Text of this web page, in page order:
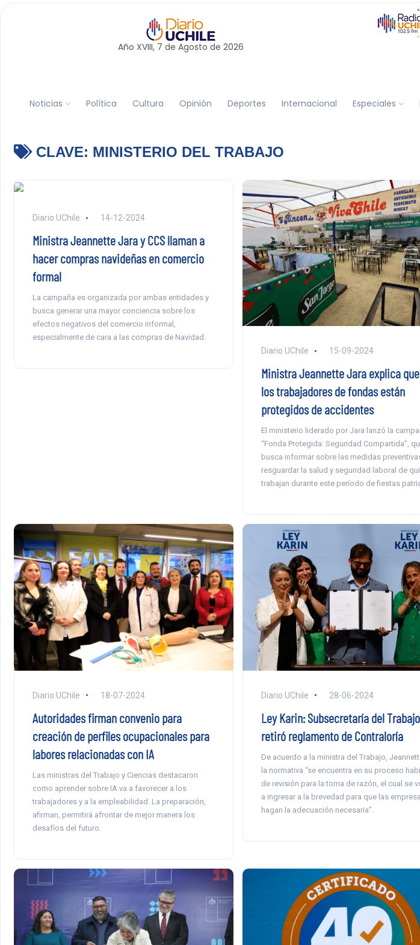
Año XVIII, 7 de Agosto de 2026
Noticias Política Cultura Opinión Deportes Internacional Especiales
CLAVE: MINISTERIO DEL TRABAJO
Diario UChile 14-12-2024
Ministra Jeannette Jara y CCS llaman a
hacer compras navideñas en comercio
formal
La campaña es organizada por ambas entidades y
busca generar una mayor conciencia sobre los
efectos negativos del comercio informal,
especialmente de cara a las compras de Navidad.
Diario UChile 15-09-2024
Ministra Jeannette Jara explica
los trabajadores de fondas están
protegidos de accidentes
El ministerio liderado por Jara lanzó la
“Fonda Protegida: Seguridad Compartida”,
busca informar sobre las medidas
resguardar la salud y seguridad laboral de
trabajan durante este período de fiestas
Diario UChile 18-07-2024
Autoridades firman convenio para
creación de perfiles ocupacionales para
labores relacionadas con IA
Las ministras del Trabajo y Ciencias destacaron
como aprender sobre IA va a favorecer a los
trabajadores y a la empleabilidad. La preparación,
afirman, permitirá afrontar de mejor manera los
desafíos del futuro.
Diario UChile 28-06-2024
Ley Karin: Subsecretaría del Trabajo
retiró reglamento de Contraloría
De acuerdo a la ministra del Trabajo,
la normativa “se encuentra en su proceso
de revisión para la toma de razón, el cual se
a ingresar a la brevedad para que las
hagan la adecuación necesaria”.